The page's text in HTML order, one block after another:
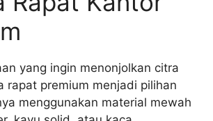
yang ingin menonjolkan citra
rapat premium menjadi pilihan
menggunakan material mewah